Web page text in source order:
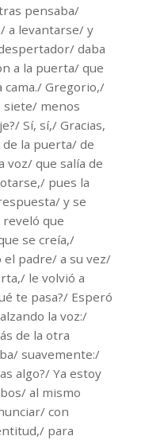
pensaba/
a levantarse/ y
daba
a la puerta/ que
cama./ Gregorio,/
siete/ menos
Sí, sí,/ Gracias,
la puerta/ de
voz/ que salía de
pues la
y se
que
se creía,/
el padre/ a su vez/
le volvió a
te pasa?/ Esperó
la voz:/
de la otra
suavemente:/
algo?/ Ya estoy
al mismo
con
para